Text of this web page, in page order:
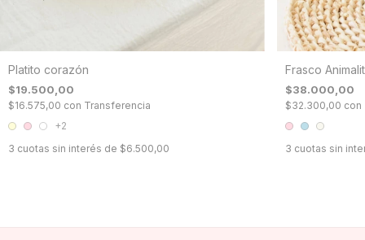
Platito corazón
$19.500,00
$16.575,00 con Transferencia
+2
3 cuotas sin interés de $6.500,00
Frasco
$38.000,00
$32.300,00 con
3 cuotas sin